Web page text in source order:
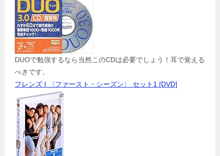
DUOで勉強するなら当然このCDは必要でしょう！耳で覚える
べきです。
フレンズ I 〈ファースト・シーズン〉 セット1 [DVD]